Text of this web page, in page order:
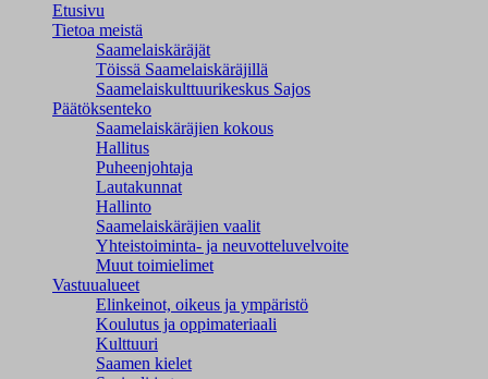
Etusivu
Tietoa meistä
Saamelaiskäräjät
Töissä Saamelaiskäräjillä
Saamelaiskulttuuri­keskus Sajos
Päätöksenteko
Saamelaiskäräjien kokous
Hallitus
Puheenjohtaja
Lautakunnat
Hallinto
Saamelaiskäräjien vaalit
Yhteistoiminta- ja neuvotteluvelvoite
Muut toimielimet
Vastuualueet
Elinkeinot, oikeus ja ympäristö
Koulutus ja oppimateriaali
Kulttuuri
Saamen kielet